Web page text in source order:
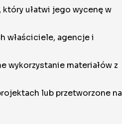
ułatwi jego wycenę w
właściciele, agencje i
wykorzystanie materiałów z
lub przetworzone na